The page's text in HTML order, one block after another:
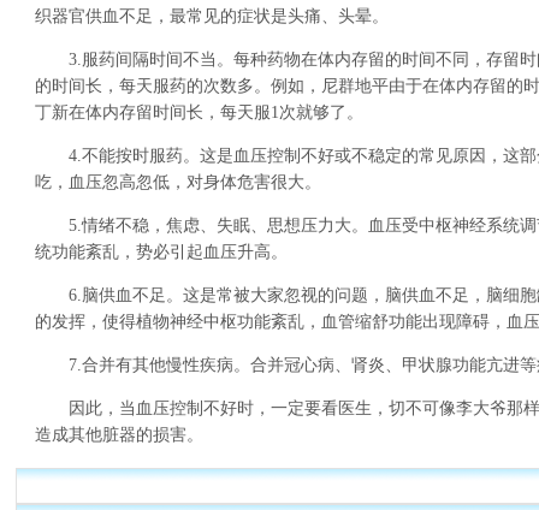
织器官供血不足，最常见的症状是头痛、头晕。
3.服药间隔时间不当。每种药物在体内存留的时间不同，存留时
的时间长，每天服药的次数多。例如，尼群地平由于在体内存留的
丁新在体内存留时间长，每天服1次就够了。
4.不能按时服药。这是血压控制不好或不稳定的常见原因，这部
吃，血压忽高忽低，对身体危害很大。
5.情绪不稳，焦虑、失眠、思想压力大。血压受中枢神经系统调
统功能紊乱，势必引起血压升高。
6.脑供血不足。这是常被大家忽视的问题，脑供血不足，脑细胞
的发挥，使得植物神经中枢功能紊乱，血管缩舒功能出现障碍，血
7.合并有其他慢性疾病。合并冠心病、肾炎、甲状腺功能亢进等
因此，当血压控制不好时，一定要看医生，切不可像李大爷那
造成其他脏器的损害。